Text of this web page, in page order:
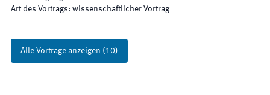
Art des Vortrags: wissenschaftlicher Vortrag
Alle Vorträge anzeigen (10)